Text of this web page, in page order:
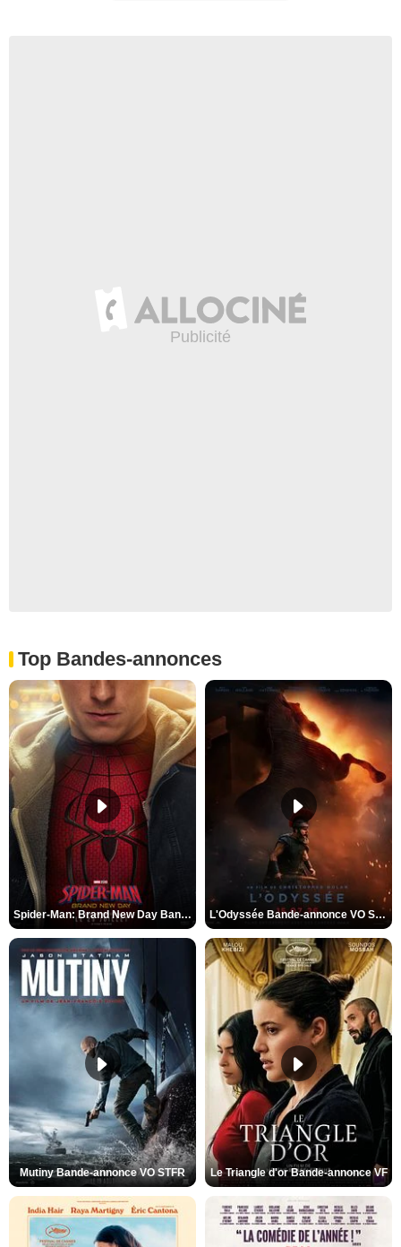
Top Bandes-annonces
Spider-Man: Brand New Day Bande-annonce VO STFR L'Odyssée Bande-annonce VO STFR
Mutiny Bande-annonce VO STFR Le Triangle d'or Bande-annonce VF